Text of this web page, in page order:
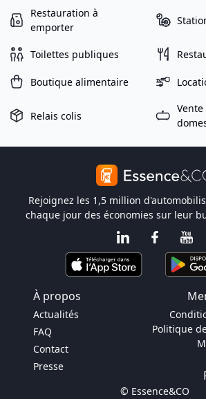
Restauration à
emporter
Toilettes publiques
Boutique alimentaire
Relais colis
Rejoignez les 1,5 million
chaque jour des économies sur leur
À propos
Actualités
FAQ
Contact
Presse
Politique
© Essence&CO